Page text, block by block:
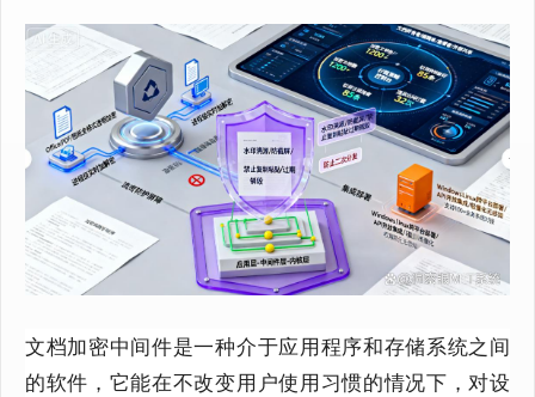
文档加密中间件是一种介于应用程序和存储系统之间
的软件，它能在不改变用户使用习惯的情况下，对设